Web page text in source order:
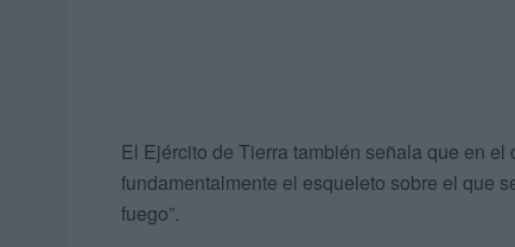
El Ejército de Tierra también señala que en
fundamentalmente el esqueleto sobre el que
fuego”.